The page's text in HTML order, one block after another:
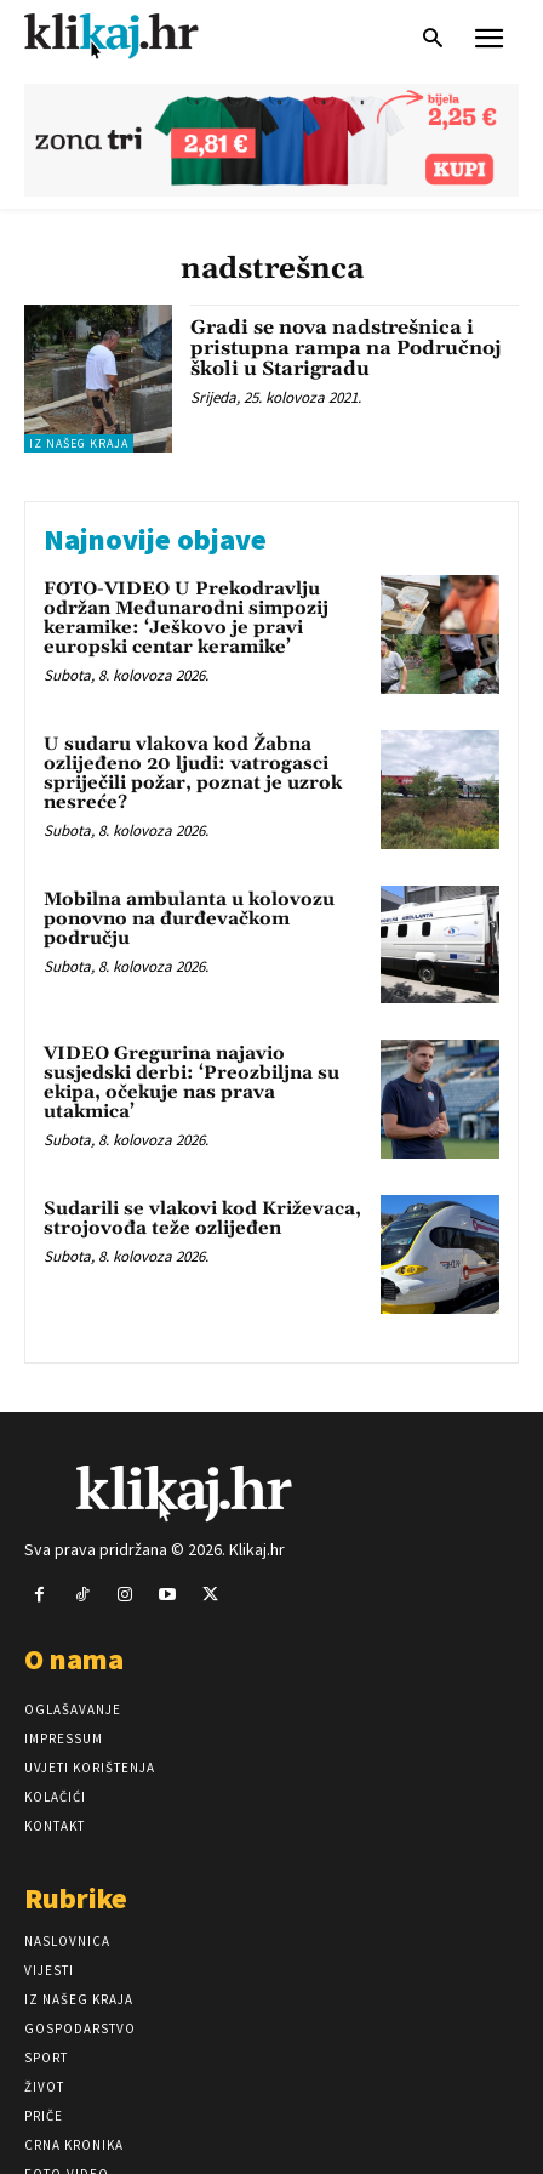
nadstrešnca
IZ NAŠEG KRAJA
Gradi se nova nadstrešnica i
pristupna rampa na Područnoj
školi u Starigradu
Srijeda, 25. kolovoza 2021.
Najnovije objave
FOTO-VIDEO U Prekodravlju
održan Međunarodni simpozij
keramike: ‘Ješkovo je pravi
europski centar keramike’
Subota, 8. kolovoza 2026.
U sudaru vlakova kod Žabna
ozlijeđeno 20 ljudi: vatrogasci
spriječili požar, poznat je uzrok
nesreće?
Subota, 8. kolovoza 2026.
Mobilna ambulanta u kolovozu
ponovno na đurđevačkom
području
Subota, 8. kolovoza 2026.
VIDEO Gregurina najavio
susjedski derbi: ‘Preozbiljna su
ekipa, očekuje nas prava
utakmica’
Subota, 8. kolovoza 2026.
Sudarili se vlakovi kod Križevaca,
strojovođa teže ozlijeđen
Subota, 8. kolovoza 2026.
Sva prava pridržana © 2026. Klikaj.hr
O nama
OGLAŠAVANJE
IMPRESSUM
UVJETI KORIŠTENJA
KOLAČIĆI
KONTAKT
Rubrike
NASLOVNICA
VIJESTI
IZ NAŠEG KRAJA
GOSPODARSTVO
SPORT
ŽIVOT
PRIČE
CRNA KRONIKA